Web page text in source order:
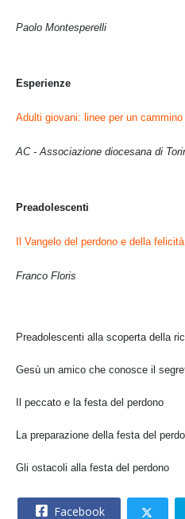
Paolo Montesperelli
Esperienze
Adulti giovani: linee per un cammino
AC - Associazione diocesana di
Preadolescenti
Il Vangelo del perdono e della
Franco Floris
Preadolescenti alla scoperta della
Gesù un amico che conosce il
Il peccato e la festa del perdono
La preparazione della festa del
Gli ostacoli alla festa del perdono
Facebook